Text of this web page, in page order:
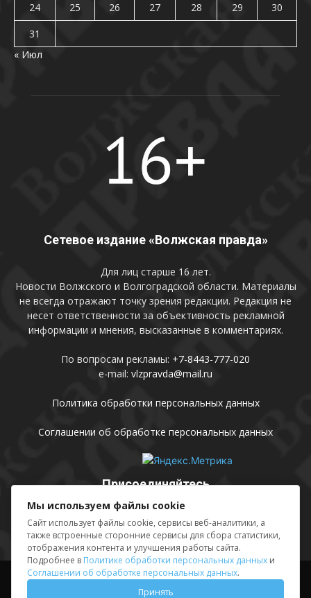
24
25 26 27 28 29
30
31
« Июл
Сетевое издание «Волжская правда»
Для лиц старше 16 лет.
Новости Волжского и Волгоградской области. Материалы
не всегда отражают точку зрения редакции. Редакция не
несет ответственности за объективность рекламной
информации и мнения, высказанные в комментариях.
По вопросам рекламы: +7-8443-777-020
e-mail: vlzpravda@mail.ru
Политика обработки персональных данных
Соглашении об обработке персональных данных
Присоединяйтесь
Выходные данные Sing in
Мы используем файлы cookie
Сайт использует файлы cookie, сервисы веб-аналитики, а
также встроенные сторонние сервисы для сбора статистики,
отображения контента и улучшения работы сайта.
Подробнее в Политике обработки персональных данных и
Соглашении об обработке персональных данных.
Принять